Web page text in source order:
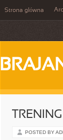
Strona główna
POSTED BY